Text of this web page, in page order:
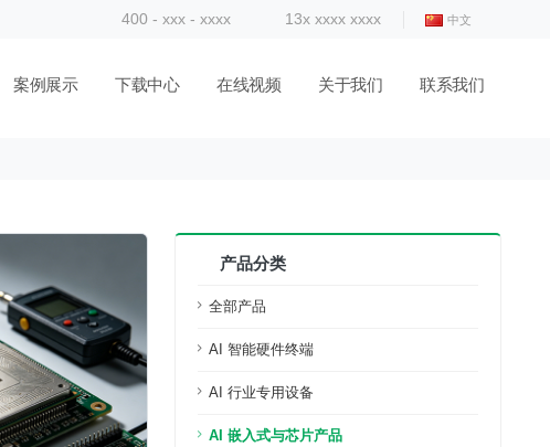
400 - xxx - xxxx 13x xxxx xxxx 中文
案例展示 下载中心 在线视频 关于我们 联系我们
产品分类
全部产品
AI 智能硬件终端
AI 行业专用设备
AI 嵌入式与芯片产品